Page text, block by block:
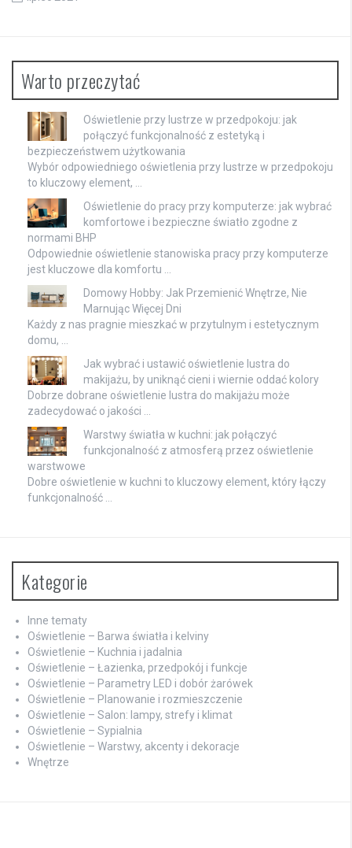
Warto przeczytać
Oświetlenie przy lustrze w przedpokoju: jak
połączyć funkcjonalność z estetyką i
bezpieczeństwem użytkowania
Wybór odpowiedniego oświetlenia przy lustrze w przedpokoju
to kluczowy element, …
Oświetlenie do pracy przy komputerze: jak wybrać
komfortowe i bezpieczne światło zgodne z
normami BHP
Odpowiednie oświetlenie stanowiska pracy przy komputerze
jest kluczowe dla komfortu …
Domowy Hobby: Jak Przemienić Wnętrze, Nie
Marnując Więcej Dni
Każdy z nas pragnie mieszkać w przytulnym i estetycznym
domu, …
Jak wybrać i ustawić oświetlenie lustra do
makijażu, by uniknąć cieni i wiernie oddać kolory
Dobrze dobrane oświetlenie lustra do makijażu może
zadecydować o jakości …
Warstwy światła w kuchni: jak połączyć
funkcjonalność z atmosferą przez oświetlenie
warstwowe
Dobre oświetlenie w kuchni to kluczowy element, który łączy
funkcjonalność …
Kategorie
Inne tematy
Oświetlenie – Barwa światła i kelviny
Oświetlenie – Kuchnia i jadalnia
Oświetlenie – Łazienka, przedpokój i funkcje
Oświetlenie – Parametry LED i dobór żarówek
Oświetlenie – Planowanie i rozmieszczenie
Oświetlenie – Salon: lampy, strefy i klimat
Oświetlenie – Sypialnia
Oświetlenie – Warstwy, akcenty i dekoracje
Wnętrze